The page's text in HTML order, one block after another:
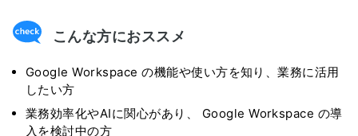
こんな方におススメ
Google Workspace の機能や使い方を知り、業務に活用
したい方
業務効率化やAIに関心があり、 Google Workspace の導
入を検討中の方